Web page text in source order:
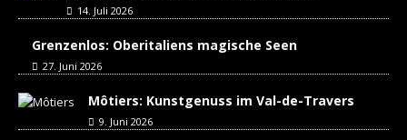
14. Juli 2026
Grenzenlos: Oberitaliens magische Seen
27. Juni 2026
Môtiers: Kunstgenuss im Val-de-Travers
9. Juni 2026